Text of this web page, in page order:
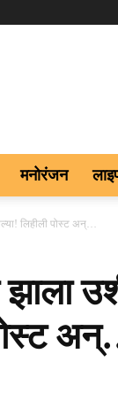
मनोरंजन
लिहीली पोस्ट अन्…
झाला